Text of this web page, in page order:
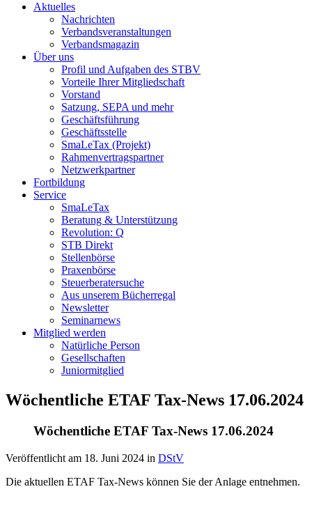
Aktuelles
Nachrichten
Verbandsveranstaltungen
Verbandsmagazin
Über uns
Profil und Aufgaben des STBV
Vorteile Ihrer Mitgliedschaft
Vorstand
Satzung, SEPA und mehr
Geschäftsführung
Geschäftsstelle
SmaLeTax (Projekt)
Rahmenvertragspartner
Netzwerkpartner
Fortbildung
Service
SmaLeTax
Beratung & Unterstützung
Revolution: Q
STB Direkt
Stellenbörse
Praxenbörse
Steuerberatersuche
Aus unserem Bücherregal
Newsletter
Seminarnews
Mitglied werden
Natürliche Person
Gesellschaften
Juniormitglied
Wöchentliche ETAF Tax-News 17.06.2024
Wöchentliche ETAF Tax-News 17.06.2024
Veröffentlicht am 18. Juni 2024 in DStV
Die aktuellen ETAF Tax-News können Sie der Anlage entnehmen.